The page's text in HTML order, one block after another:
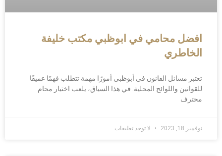
افضل محامي في ابوظبي مكتب خليفة
الخاطري
تعتبر مسائل القانون في أبوظبي أمورًا مهمة تتطلب فهمًا عميقًا
للقوانين واللوائح المحلية. في هذا السياق، يلعب اختيار محام
محترف
نوفمبر 18, 2023 لا توجد تعليقات